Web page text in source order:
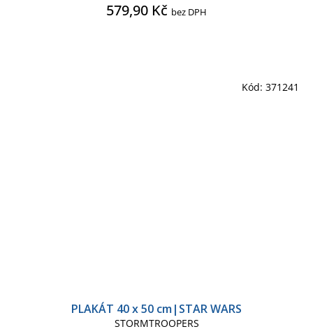
579,90 Kč bez DPH
PLAKÁT 40 x 50 cm|STAR WARS
STORMTROOPERS
Kód: 371241